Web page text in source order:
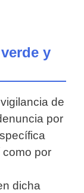
y
de
por
como por
dicha